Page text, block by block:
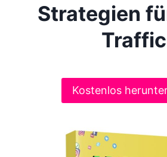
Strategien
Traffic
Kostenlos